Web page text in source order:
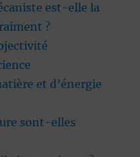
est-elle la
?
et d’énergie
sont-elles